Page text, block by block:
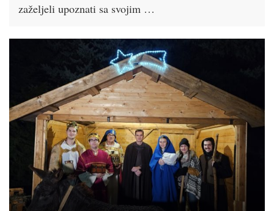
zaželjeli upoznati sa svojim …